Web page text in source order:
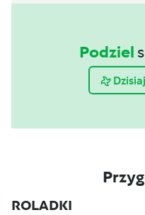
Podziel
ROLADKI